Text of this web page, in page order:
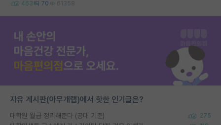
463 70 61358
자유 게시판(아무개랩)에서 핫한 인기글은?
대학원 월급 정리해준다 (공대 기준) 275